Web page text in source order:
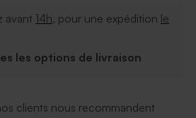
avant 14h, pour une expédition le
les options de livraison
clients nous recommandent